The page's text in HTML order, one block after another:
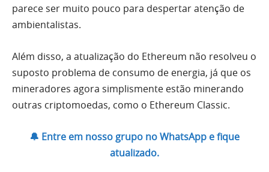
parece ser muito pouco para despertar atenção de
ambientalistas.
Além disso, a atualização do Ethereum não resolveu o
suposto problema de consumo de energia, já que os
mineradores agora simplismente estão minerando
outras criptomoedas, como o Ethereum Classic.
🔔 Entre em nosso grupo no WhatsApp e fique
atualizado.